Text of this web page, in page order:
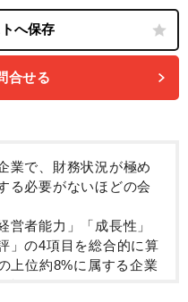
合せる
業で、財務状況が極め
る必要がないほどの会
営者能力」「成長性」
」の4項目を総合的に算
上位約8%に属する企業
した。